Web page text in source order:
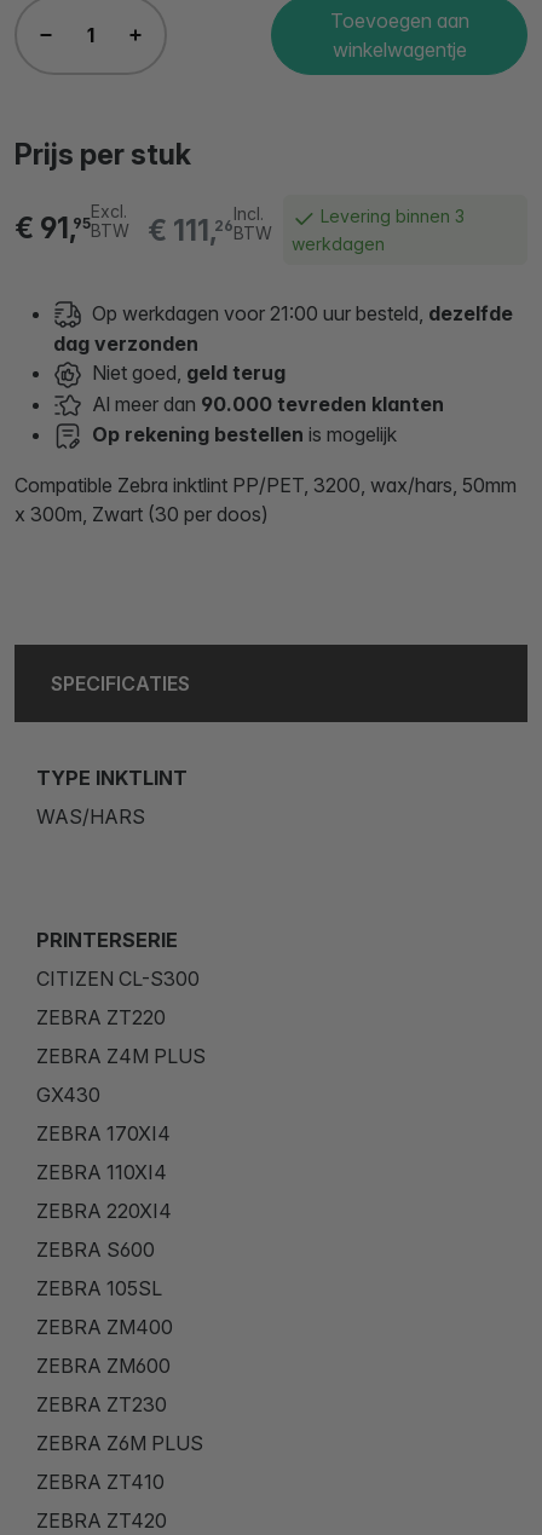
Toevoegen aan
winkelwagentje
Prijs per stuk
€ 111,26
Incl.
BTW
€ 91,95
Excl.
BTW
Levering binnen 3
werkdagen
Op werkdagen voor 21:00 uur besteld, dezelfde
dag verzonden
Niet goed, geld terug
Al meer dan 90.000 tevreden klanten
Op rekening bestellen is mogelijk
Compatible Zebra inktlint PP/PET, 3200, wax/hars, 50mm
x 300m, Zwart (30 per doos)
SPECIFICATIES
TYPE INKTLINT
WAS/HARS
PRINTERSERIE
CITIZEN CL-S300
ZEBRA ZT220
ZEBRA Z4M PLUS
GX430
ZEBRA 170XI4
ZEBRA 110XI4
ZEBRA 220XI4
ZEBRA S600
ZEBRA 105SL
ZEBRA ZM400
ZEBRA ZM600
ZEBRA ZT230
ZEBRA Z6M PLUS
ZEBRA ZT410
ZEBRA ZT420